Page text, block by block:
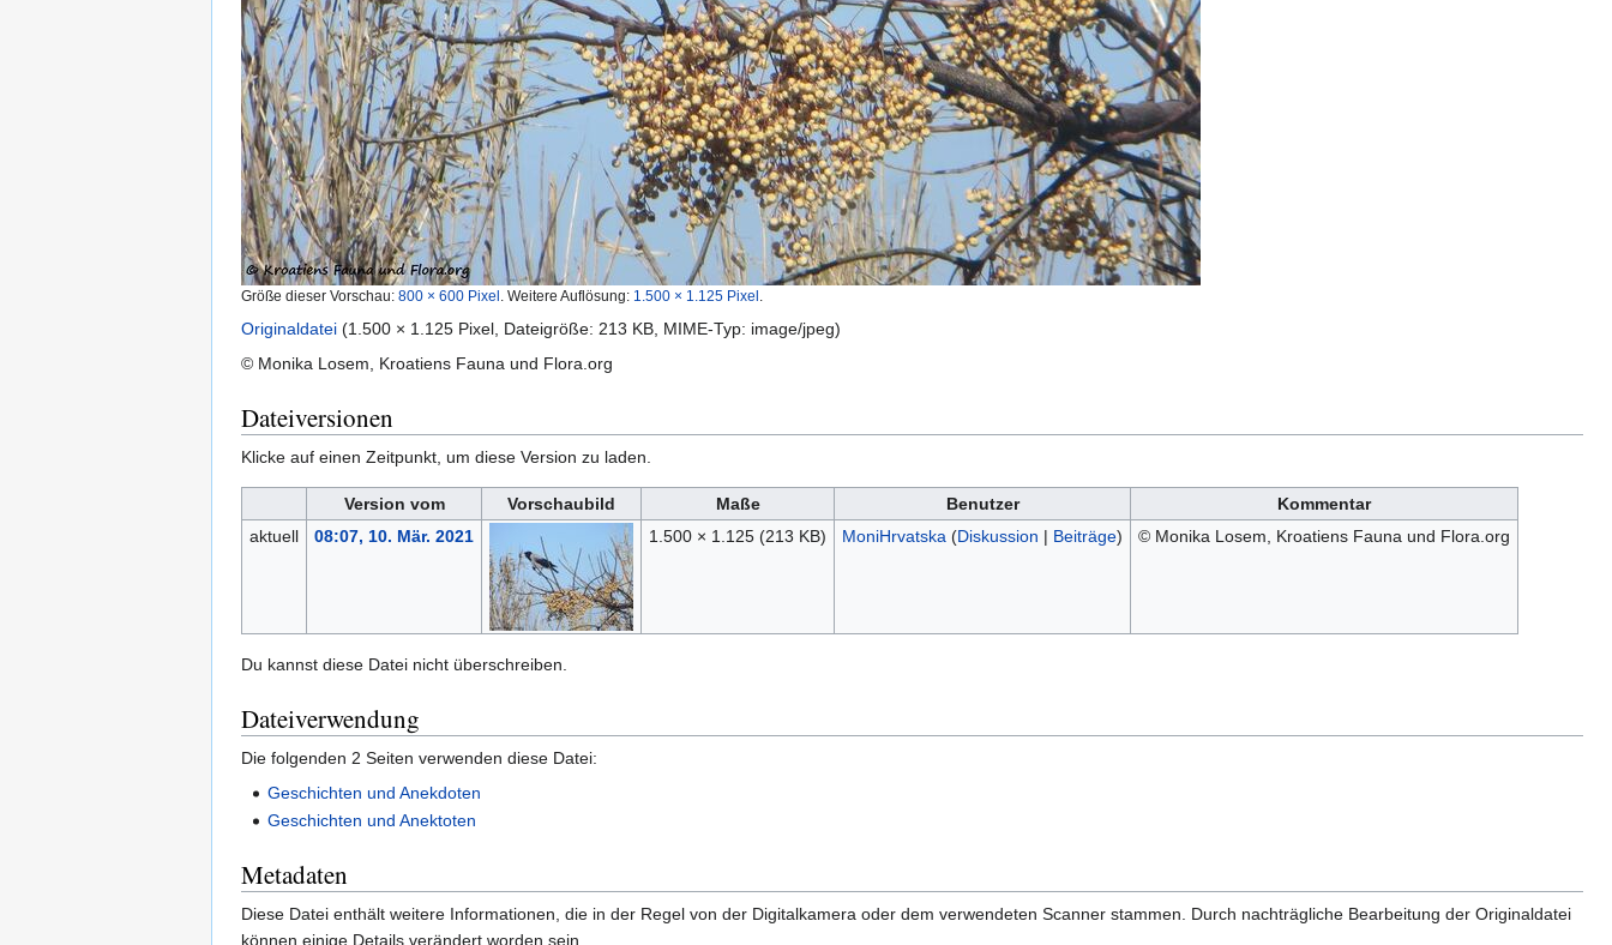
Größe dieser Vorschau: 800 × 600 Pixel Weitere Auflösung: 1.500 × 1.125 Pixel
Originaldatei (1.500 × 1.125 Pixel, Dateigröße: 213 KB, MIME-Typ: image/jpeg)
© Monika Losem, Kroatiens Fauna und Flora.org
Dateiversionen
Klicke auf einen Zeitpunkt, um diese Version zu laden.
Version vom Vorschaubild Maße Benutzer
Kommentar
aktuell
08:07, 10. Mär. 2021 1.500 × 1.125 (213 KB) MoniHrvatska (Diskussion | Beiträge) © Monika Losem, Kroatiens Fauna und Flora.org
Du kannst diese Datei nicht überschreiben.
Dateiverwendung
Die folgenden 2 Seiten verwenden diese Datei:
Geschichten und Anekdoten
Geschichten und Anektoten
Metadaten
Diese Datei enthält weitere Informationen, die in der Regel von der Digitalkamera oder dem verwendeten Scanner stammen. Durch nachträgliche Bearbeitung der Originaldatei
können einige Details verändert worden sein.